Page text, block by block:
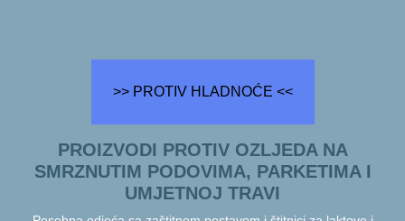
>> PROTIV HLADNOĆE <<
PROIZVODI PROTIV OZLJEDA NA
SMRZNUTIM PODOVIMA, PARKETIMA I
UMJETNOJ TRAVI